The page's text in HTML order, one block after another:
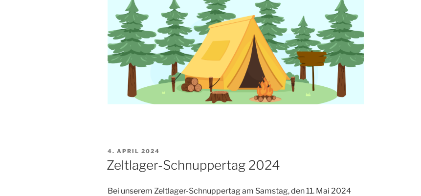
VERÖFFENTLICHT
AM
4. APRIL 2024
Zeltlager-Schnuppertag 2024
Bei unserem Zeltlager-Schnuppertag am Samstag, den 11. Mai 2024